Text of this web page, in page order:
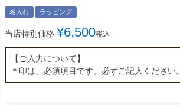
名入れ ラッピング
当店特別価格 ¥6,500税込
【ご入力について】
＊印は、必須項目です。必ずご記入ください。